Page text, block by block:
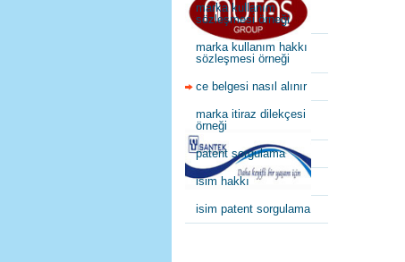
marka kullanım
sözleşmesi örneği
marka kullanım hakkı
sözleşmesi örneği
ce belgesi nasıl alınır
marka itiraz dilekçesi
örneği
patent sorgulama
isim hakkı
isim patent sorgulama